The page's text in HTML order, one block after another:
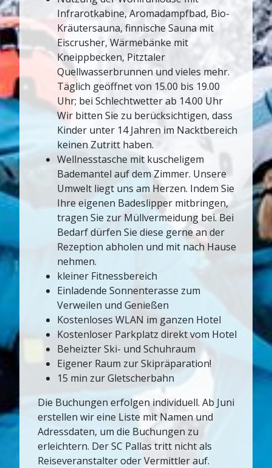
Infrarotkabine, Aromadampfbad, Bio-
Kräutersauna, finnische Sauna mit
Eiscrusher, Wärmebänke mit
Kneippbecken, Pitztaler
Quellwasserbrunnen und vieles mehr.
Täglich geöffnet von 15.00 bis 19.00
Uhr; bei Schlechtwetter ab 14.00 Uhr
Wir bitten Sie zu berücksichtigen, dass
Kinder unter 14 Jahren im Nacktbereich
keinen Zutritt haben.
Wellnesstasche mit kuscheligem
Bademantel auf dem Zimmer. Unsere
Umwelt liegt uns am Herzen. Indem Sie
Ihre eigenen Badeslipper mitbringen,
tragen Sie zur Müllvermeidung bei. Bei
Bedarf dürfen Sie diese gerne an der
Rezeption abholen und mit nach Hause
nehmen.
kleiner Fitnessbereich
Einladende Sonnenterasse zum
Verweilen und Genießen
Kostenloses WLAN im ganzen Hotel
Kostenloser Parkplatz direkt vom Hotel
Beheizter Ski- und Schuhraum
Eigener Raum zur Skipräparation!
15 min zur Gletscherbahn
Die Buchungen erfolgen individuell. Ab Juni
erstellen wir eine Liste mit Namen und
Adressdaten, um die Buchungen zu
erleichtern. Der SC Pallas tritt nicht als
Reiseveranstalter oder Vermittler auf.